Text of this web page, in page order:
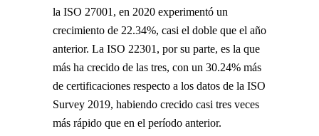
la ISO 27001, en 2020 experimentó un
crecimiento de 22.34%, casi el doble que el año
anterior. La ISO 22301, por su parte, es la que
más ha crecido de las tres, con un 30.24% más
de certificaciones respecto a los datos de la ISO
Survey 2019, habiendo crecido casi tres veces
más rápido que en el período anterior.